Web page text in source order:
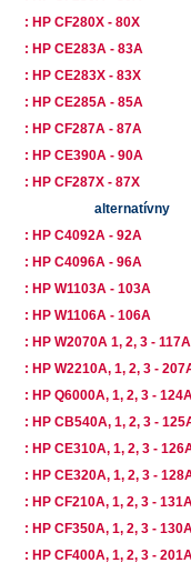
: HP CF280X - 80X
: HP CE283A - 83A
: HP CE283X - 83X
: HP CE285A - 85A
: HP CF287A - 87A
: HP CE390A - 90A
: HP CF287X - 87X
alternatívny
: HP C4092A - 92A
: HP C4096A - 96A
: HP W1103A - 103A
: HP W1106A - 106A
: HP W2070A 1, 2, 3 - 117A
: HP W2210A, 1, 2, 3 -
: HP Q6000A, 1, 2, 3 -
: HP CB540A, 1, 2, 3 -
: HP CE310A, 1, 2, 3 -
: HP CE320A, 1, 2, 3 -
: HP CF210A, 1, 2, 3 -
: HP CF350A, 1, 2, 3 -
: HP CF400A, 1, 2, 3 -